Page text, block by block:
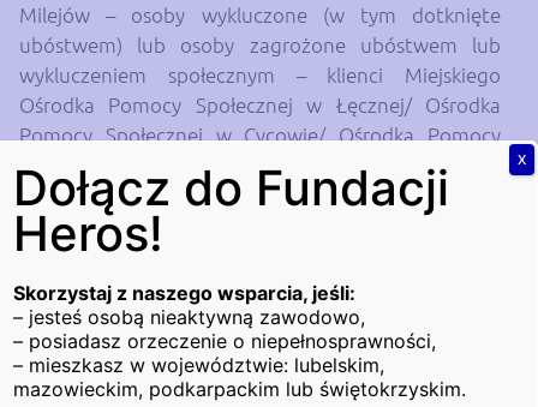
Milejów – osoby wykluczone (w tym dotknięte
ubóstwem) lub osoby zagrożone ubóstwem lub
wykluczeniem społecznym – klienci Miejskiego
Ośrodka Pomocy Społecznej w Łęcznej/ Ośrodka
Pomocy Społecznej w Cycowie/ Ośrodka Pomocy
Społecznej w Milejowie. W pierwszej kolejności były
to osoby najbardziej oddalone od rynku pracy,
doświadczające złożonych problemów
powodujących ubóstwo i wykluczenie społeczne,
które w pierwszej kolejności wymagały
kompleksowego wsparcia z wykorzystaniem
instrumentów aktywizacji społecznej.
Celem projektu było zwiększenie szans na
Dołącz do Fundacji
Heros!
Skorzystaj z naszego wsparcia, jeśli:
– jesteś osobą nieaktywną zawodowo,
– posiadasz orzeczenie o niepełnosprawności,
– mieszkasz w województwie: lubelskim,
mazowieckim, podkarpackim lub świętokrzyskim.
X